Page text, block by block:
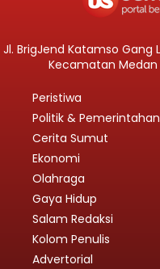
Jl. BrigJend Katamso Gang
Kecamatan Medan
Peristiwa
Politik & Pemerintahan
Cerita Sumut
Ekonomi
Olahraga
Gaya Hidup
Salam Redaksi
Kolom Penulis
Advertorial